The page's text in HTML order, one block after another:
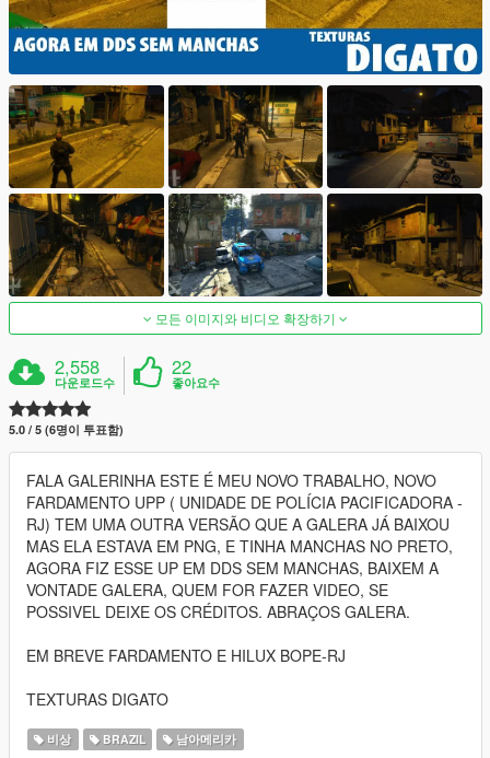
모든 이미지와 비디오 확장하기
2,558
다운로드수
22
좋아요수
5.0 / 5 (6명이 투표함)
FALA GALERINHA ESTE É MEU NOVO TRABALHO, NOVO
FARDAMENTO UPP ( UNIDADE DE POLÍCIA PACIFICADORA -
RJ) TEM UMA OUTRA VERSÃO QUE A GALERA JÁ BAIXOU
MAS ELA ESTAVA EM PNG, E TINHA MANCHAS NO PRETO,
AGORA FIZ ESSE UP EM DDS SEM MANCHAS, BAIXEM A
VONTADE GALERA, QUEM FOR FAZER VIDEO, SE
POSSIVEL DEIXE OS CRÉDITOS. ABRAÇOS GALERA.
EM BREVE FARDAMENTO E HILUX BOPE-RJ
TEXTURAS DIGATO
비상 BRAZIL 남아메리카